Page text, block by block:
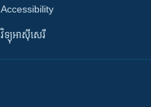
Accessibility
វិទ្យុ​អាស៊ី​សេរី